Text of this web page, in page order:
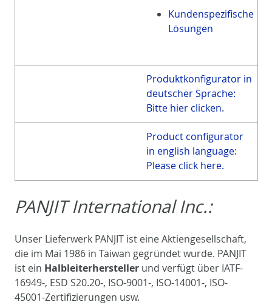
Kundenspezifische
Lösungen
Produktkonfigurator in
deutscher Sprache:
Bitte hier clicken.
Product configurator
in english language:
Please click here.
PANJIT International Inc.:
Unser Lieferwerk PANJIT ist eine Aktiengesellschaft,
die im Mai 1986 in Taiwan gegründet wurde. PANJIT
ist ein Halbleiterhersteller und verfügt über IATF-
16949-, ESD S20.20-, ISO-9001-, ISO-14001-, ISO-
45001-Zertifizierungen usw.